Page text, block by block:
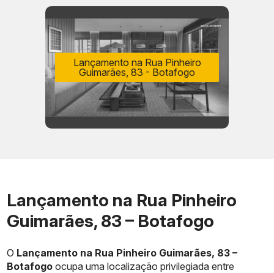
Lançamento na Rua Pinheiro
Guimarães, 83 - Botafogo
Lançamento na Rua Pinheiro
Guimarães, 83 – Botafogo
O Lançamento na Rua Pinheiro Guimarães, 83 –
Botafogo ocupa uma localização privilegiada entre